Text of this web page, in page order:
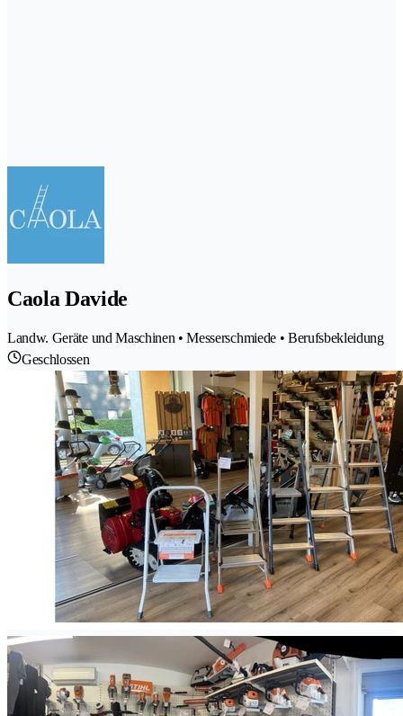
Caola Davide
Landw. Geräte und Maschinen • Messerschmiede • Berufsbekleidung
Geschlossen